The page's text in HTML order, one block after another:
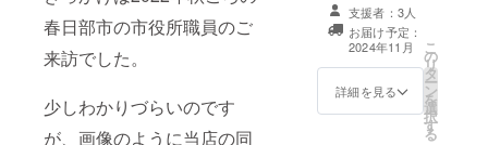
春日部市の市役所職員のご
来訪でした。
少しわかりづらいのです
が、画像のように当店の同
延長いたします
ペース）回数券
・バータイム
チャージ料金&
キープボトル1本
ご提供チケット
・オリジナルタ
支援者：3人
お届け予定：
2024年11月
詳細を見る
こ
の
リ
タ
ー
ン
を
選
択
す
る